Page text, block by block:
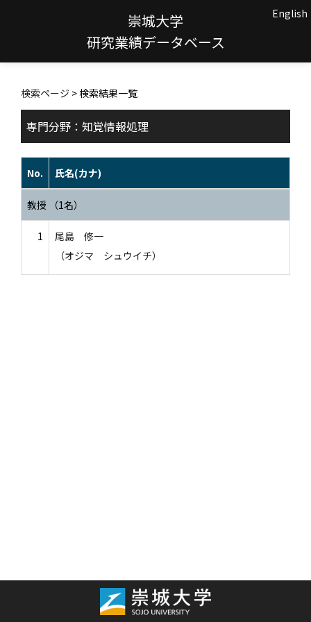
崇城大学
研究業績データベース
English
検索ページ > 検索結果一覧
専門分野：知覚情報処理
No. 氏名(カナ)
教授 （1名）
1
尾島 修一
（オジマ シュウイチ）